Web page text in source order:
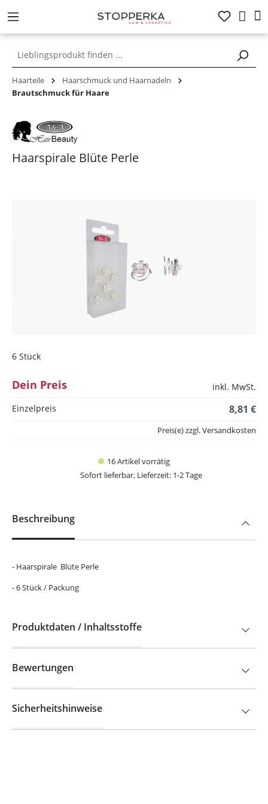
springen
Haarteile
Haarschmuck und Haarnadeln
Brautschmuck für Haare
Haarspirale Blüte Perle
6 Stück
Dein Preis
inkl. MwSt.
Einzelpreis
8,81 €
16 Artikel vorrätig
Sofort lieferbar, Lieferzeit: 1-2 Tage
Preis(e) zzgl. Versandkosten
Beschreibung
- Haarspirale Blüte Perle
- 6 Stück / Packung
Produktdaten / Inhaltsstoffe
Bewertungen
Sicherheitshinweise